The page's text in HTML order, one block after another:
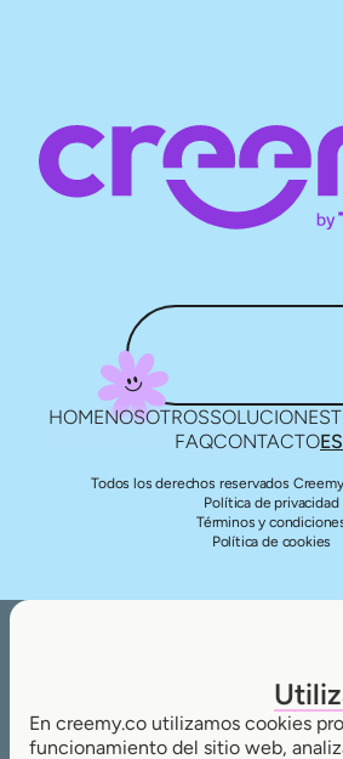
HOMENOSOTROSSOLUCIONES
FAQCONTACTOES
Todos los derechos reservados
Política de privacidad
Términos y
Política de cookies
En creemy.co utilizamos cookies
funcionamiento del sitio web,